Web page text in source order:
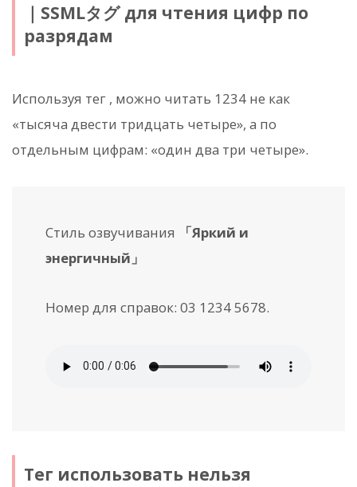
｜SSMLタグ для чтения цифр по
разрядам
Используя тег , можно читать 1234 не как
«тысяча двести тридцать четыре», а по
отдельным цифрам: «один два три четыре».
Стиль озвучивания
「Яркий и
энергичный」
Номер для справок: 03 1234 5678.
Тег использовать нельзя